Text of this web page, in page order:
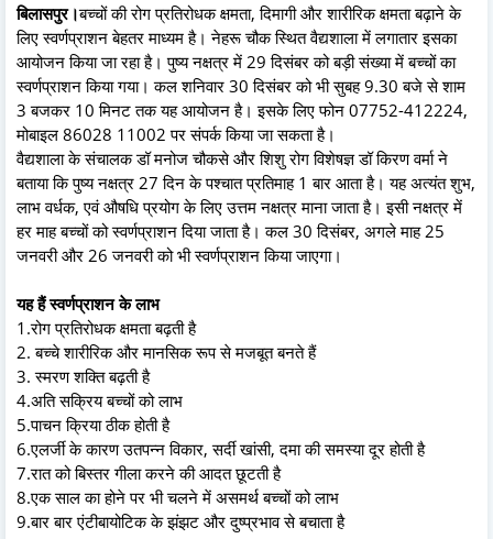
बिलासपुर।बच्चों की रोग प्रतिरोधक क्षमता, दिमागी और शारीरिक क्षमता बढ़ाने के
लिए स्वर्णप्राशन बेहतर माध्यम है। नेहरू चौक स्थित वैद्यशाला में लगातार इसका
आयोजन किया जा रहा है। पुष्य नक्षत्र में 29 दिसंबर को बड़ी संख्या में बच्चों का
स्वर्णप्राशन किया गया। कल शनिवार 30 दिसंबर को भी सुबह 9.30 बजे से शाम
3 बजकर 10 मिनट तक यह आयोजन है। इसके लिए फोन 07752-412224,
मोबाइल 86028 11002 पर संपर्क किया जा सकता है।
वैद्यशाला के संचालक डॉ मनोज चौकसे और शिशु रोग विशेषज्ञ डॉ किरण वर्मा ने
बताया कि पुष्य नक्षत्र 27 दिन के पश्चात प्रतिमाह 1 बार आता है। यह अत्यंत शुभ,
लाभ वर्धक, एवं औषधि प्रयोग के लिए उत्तम नक्षत्र माना जाता है। इसी नक्षत्र में
हर माह बच्चों को स्वर्णप्राशन दिया जाता है। कल 30 दिसंबर, अगले माह 25
जनवरी और 26 जनवरी को भी स्वर्णप्राशन किया जाएगा।
यह हैं स्वर्णप्राशन के लाभ
1.रोग प्रतिरोधक क्षमता बढ़ती है
2. बच्चे शारीरिक और मानसिक रूप से मजबूत बनते हैं
3. स्मरण शक्ति बढ़ती है
4.अति सक्रिय बच्चों को लाभ
5.पाचन क्रिया ठीक होती है
6.एलर्जी के कारण उतपन्न विकार, सर्दी खांसी, दमा की समस्या दूर होती है
7.रात को बिस्तर गीला करने की आदत छूटती है
8.एक साल का होने पर भी चलने में असमर्थ बच्चों को लाभ
9.बार बार एंटीबायोटिक के झंझट और दुष्प्रभाव से बचाता है